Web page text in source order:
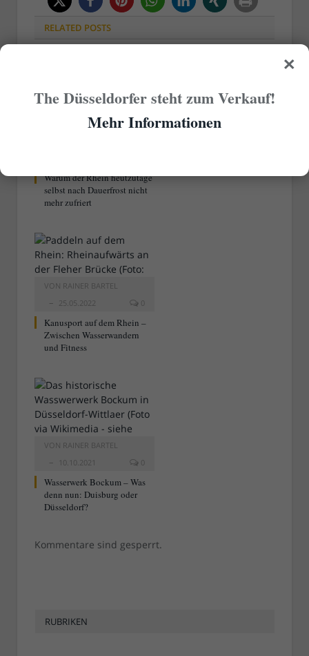
RELATED POSTS
Warum der Rhein heutzutage
selbst nach Dauerfrost nicht
mehr zufriert
VON RAINER BARTEL
25.05.2022
0
Kanusport auf dem Rhein –
Zwischen Wasserwandern
und Fitness
VON RAINER BARTEL
10.10.2021
0
Wasserwerk Bockum – Was
denn nun: Duisburg oder
Düsseldorf?
Kommentare sind gesperrt.
RUBRIKEN
×
The Düsseldorfer steht zum Verkauf!
Mehr Informationen